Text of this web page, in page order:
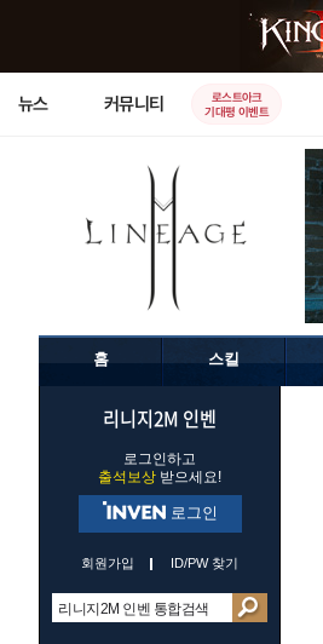
뉴스 커뮤니티
로스트아크
기대평 이벤트
홈 스킬
리니지2M 인벤
로그인하고
출석보상 받으세요!
로그인
회원가입 ID/PW 찾기